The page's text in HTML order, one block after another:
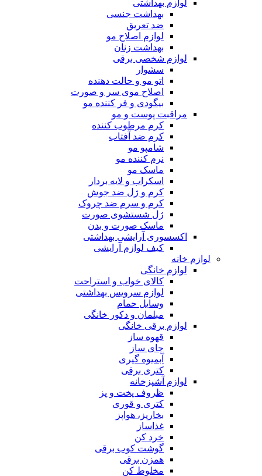
لوازم بهداشتی
بهداشت جنسی
ضد تعریق
لوازم اصلاح مو
بهداشت زنان
لوازم شخصی برقی
سشوار
اتو مو و حالت دهنده
اصلاح موی سر و صورت
بیگودی و فر کننده مو
مراقبت پوست و مو
کرم مرطوب کننده
کرم ضد آفتاب
شامپو مو
نرم کننده مو
ماسک مو
اسکراب و لایه بردار
کرم و ژل ضد جوش
کرم و سرم ضد چروک
ژل شستشوی صورت
ماسک صورت و بدن
اکسسوری آرایشی بهداشتی
کیف لوازم آرایشی
لوازم خانه
لوازم خانگی
کالای خواب و استراحت
لوازم سرویس بهداشتی
وسایل حمام
مبلمان و دکور خانگی
لوازم برقی خانگی
قهوه ساز
چای ساز
آبمیوه گیری
کتری برقی
لوازم آشپزخانه
ظروف پخت و پز
کتری و قوری
بخارپز، هواپز
غذاساز
خرد کن
گوشت کوب برقی
همزن برقی
مخلوط کن